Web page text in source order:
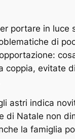
portare in
di
coppia, evitate
astri indica
di Natale non
la famiglia